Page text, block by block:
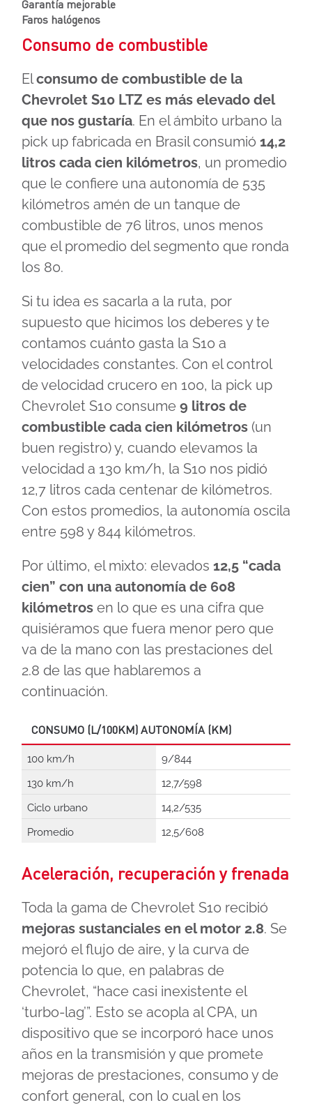
Garantía mejorable
Faros halógenos
Consumo de combustible
Elconsumo de combustible de la
Chevrolet S10 LTZ es más elevado del
que nos gustaría. En el ámbito urbano la
pick up fabricada en Brasil consumió 14,2
litros cada cien kilómetros, un promedio
que le confiere una autonomía de 535
kilómetros amén de un tanque de
combustible de 76 litros, unos menos
que el promedio del segmento que ronda
los 80.
Si tu idea es sacarla a la ruta, por
supuesto que hicimos los deberes y te
contamos cuánto gasta la S10 a
velocidades constantes. Con el control
de velocidad crucero en 100, la pick up
Chevrolet S10 consume 9 litros de
combustible cada cien kilómetros (un
buen registro) y, cuando elevamos la
velocidad a 130 km/h, la S10 nos pidió
12,7 litros cada centenar de kilómetros.
Con estos promedios, la autonomía oscila
entre 598 y 844 kilómetros.
Por último, el mixto: elevados 12,5 “cada
cien” con una autonomía de 608
kilómetros en lo que es una cifra que
quisiéramos que fuera menor pero que
va de la mano con las prestaciones del
2.8 de las que hablaremos a
continuación.
CONSUMO (L/100KM) AUTONOMÍA (KM)
100 km/h
9/844
130 km/h
12,7/598
Ciclo urbano
14,2/535
Promedio
12,5/608
Aceleración, recuperación y frenada
Toda la gama de Chevrolet S10 recibió
mejoras sustanciales en el motor 2.8. Se
mejoró el flujo de aire, y la curva de
potencia lo que, en palabras de
Chevrolet, “hace casi inexistente el
‘turbo-lag’”. Esto se acopla al CPA, un
dispositivo que se incorporó hace unos
años en la transmisión y que promete
mejoras de prestaciones, consumo y de
confort general, con lo cual en los